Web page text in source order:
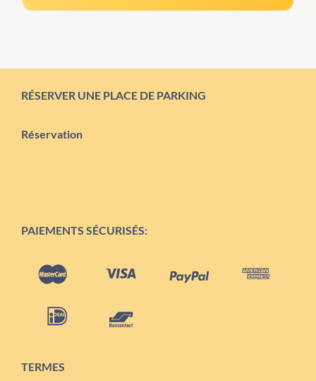
RÉSERVER UNE PLACE DE PARKING
Réservation
PAIEMENTS SÉCURISÉS:
TERMES